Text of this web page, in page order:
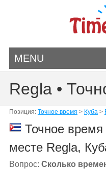
MENU
Regla •
Позиция: Точное время > Куба>
Точное время
месте Regla,
Вопрос: Сколько